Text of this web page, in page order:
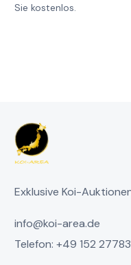
Sie kostenlos.
Exklusive Koi-
info@koi-area.de
Telefon: +49 152